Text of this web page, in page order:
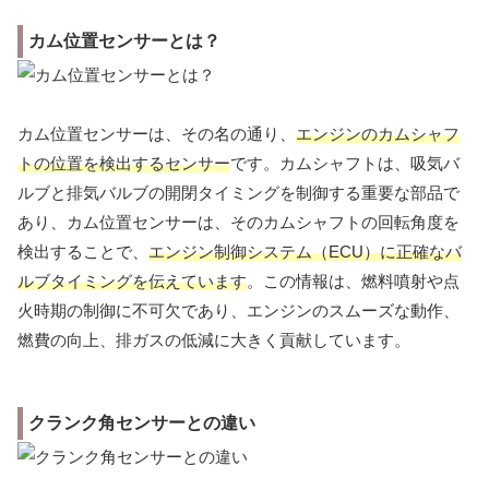
カム位置センサーとは？
カム位置センサーは、その名の通り、 エンジンのカムシャフ
トの位置を検出するセンサーです。カムシャフトは、吸気バ
ルブと排気バルブの開閉タイミングを制御する重要な部品で
あり、カム位置センサーは、そのカムシャフトの回転角度を
検出することで、 エンジン制御システム（ECU）に正確なバ
ルブタイミングを伝えています。この情報は、燃料噴射や点
火時期の制御に不可欠であり、エンジンのスムーズな動作、
燃費の向上、排ガスの低減に大きく貢献しています。
クランク角センサーとの違い